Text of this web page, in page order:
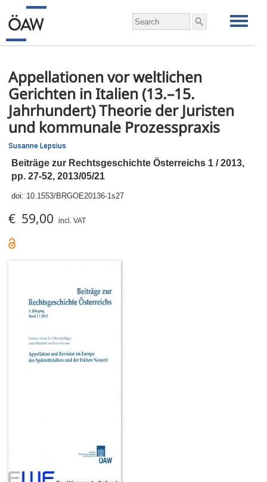
Appellationen vor weltlichen
Gerichten in Italien (13.–15.
Jahrhundert) Theorie der Juristen
und kommunale Prozesspraxis
Susanne Lepsius
Beiträge zur Rechtsgeschichte Österreichs 1 / 2013,
pp. 27-52, 2013/05/21
doi: 10.1553/BRGOE20136-1s27
€ 59,00 incl. VAT